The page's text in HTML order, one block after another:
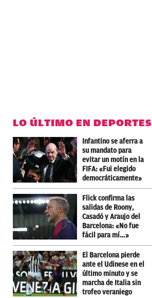
LO ÚLTIMO EN DEPORTES
Infantino se aferra a
su mandato para
evitar un motín en la
FIFA: «Fui elegido
democráticamente»
Flick confirma las
salidas de Roony,
Casadó y Araujo del
Barcelona: «No fue
fácil para mí…»
El Barcelona pierde
ante el Udinese en el
último minuto y se
marcha de Italia sin
trofeo veraniego